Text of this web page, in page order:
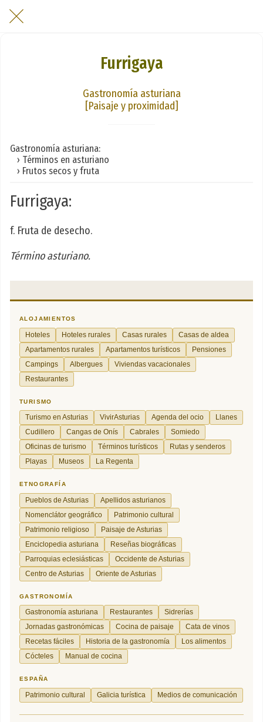
Furrigaya
Gastronomía asturiana
[Paisaje y proximidad]
Gastronomía asturiana:
› Términos en asturiano
› Frutos secos y fruta
Furrigaya:
f. Fruta de desecho.
Término asturiano.